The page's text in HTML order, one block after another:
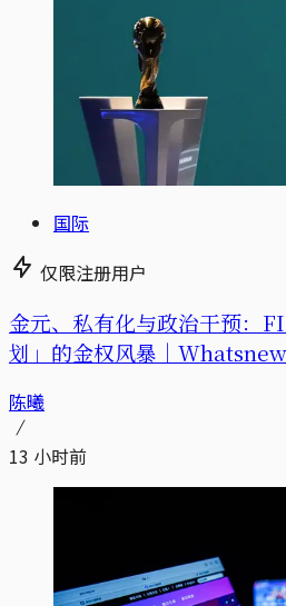
国际
仅限注册用户
金元、私有化与政治干预：
划」的金权风暴｜Whatsnew
陈曦
13 小时前